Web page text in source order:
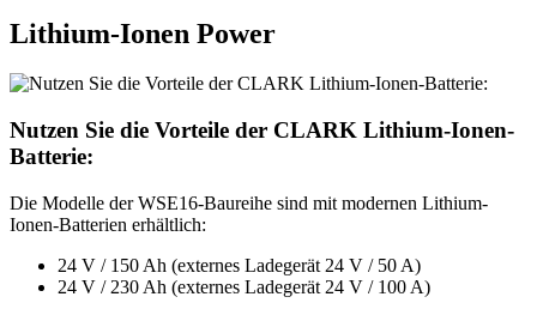
Lithium-Ionen Power
Nutzen Sie die Vorteile der CLARK Lithium-Ionen-
Batterie:
Die Modelle der WSE16-Baureihe sind mit modernen Lithium-
Ionen-Batterien erhältlich:
24 V / 150 Ah (externes Ladegerät 24 V / 50 A)
24 V / 230 Ah (externes Ladegerät 24 V / 100 A)